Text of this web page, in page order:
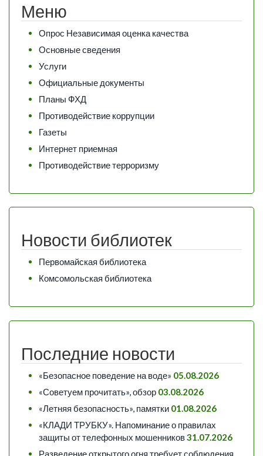
Меню
Опрос Независимая оценка качества
Основные сведения
Услуги
Официальные документы
Планы ФХД
Противодействие коррупции
Газеты
Интернет приемная
Противодействие терроризму
Новости библиотек
Первомайская библиотека
Комсомольская библиотека
Последние новости
«Безопасное поведение на воде» 05.08.2026
«Советуем прочитать», обзор 03.08.2026
«Летняя безопасность», памятки 01.08.2026
«КЛАДИ ТРУБКУ». Напоминание о правилах
защиты от телефонных мошенников31.07.2026
Разведение открытого огня требует соблюдения